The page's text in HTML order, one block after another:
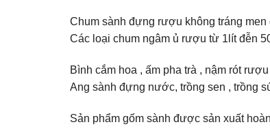
Chum sành đựng rượu không tráng
Các loại chum ngâm ủ rượu từ 1lít đễn
Bình cắm hoa , ấm pha trà , nậm rót
Ang sành đựng nước, trồng sen , trồng
Sản phẩm gốm sành được sản xuất